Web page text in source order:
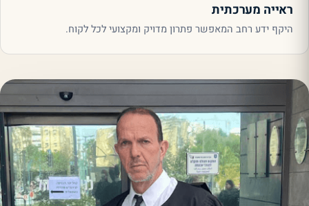
ראייה מערכתית
היקף ידע רחב המאפשר פתרון מדויק ומקצועי לכל לקוח.